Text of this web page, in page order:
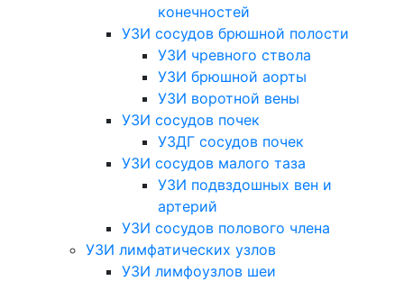
конечностей
УЗИ сосудов брюшной полости
УЗИ чревного ствола
УЗИ брюшной аорты
УЗИ воротной вены
УЗИ сосудов почек
УЗДГ сосудов почек
УЗИ сосудов малого таза
УЗИ подвздошных вен и
артерий
УЗИ сосудов полового члена
УЗИ лимфатических узлов
УЗИ лимфоузлов шеи